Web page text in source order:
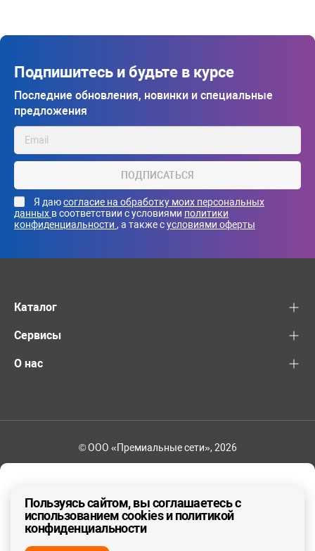
ДА, ВЕРНО
Подпишитесь и будьте в курсе
Последние обновления, новинки и специальные
предложения
ПОДПИСАТЬСЯ
Я даюсогласие на обработку моих персональных
данных в соответствии с условиями политики
конфиденциальности , а также сусловиями оферты
Каталог
Сервисы
О нас
© ООО «Премиальные сети», 2026
Пользуясь сайтом, вы соглашаетесь с
использованием cookies и политикой
конфиденциальности